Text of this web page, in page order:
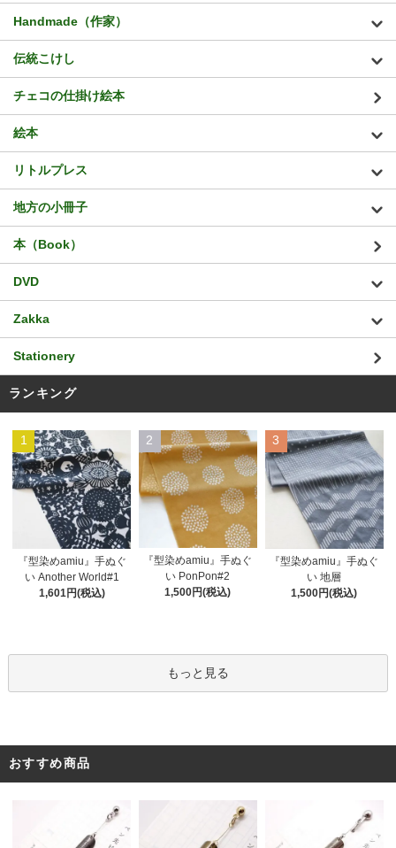
Handmade（作家）
伝統こけし
チェコの仕掛け絵本
絵本
リトルプレス
地方の小冊子
本（Book）
DVD
Zakka
Stationery
ランキング
1
『型染めamiu』手ぬぐ
い Another World#1
1,601円(税込)
2
『型染めamiu』手ぬぐ
い PonPon#2
1,500円(税込)
3
『型染めamiu』手ぬぐ
い 地層
1,500円(税込)
もっと見る
おすすめ商品